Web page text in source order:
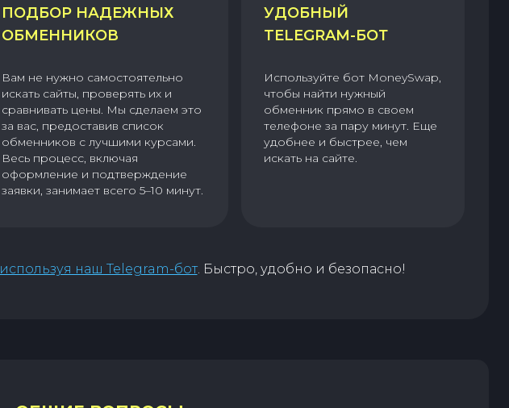
ПОДБОР НАДЕЖНЫХ
ОБМЕННИКОВ
Вам не нужно самостоятельно
искать сайты, проверять их и
сравнивать цены. Мы сделаем это
за вас, предоставив список
обменников с лучшими курсами.
Весь процесс, включая
оформление и подтверждение
заявки, занимает всего 5–10 минут.
УДОБНЫЙ
TELEGRAM-БОТ
Используйте бот MoneySwap,
чтобы найти нужный
обменник прямо в своем
телефоне за пару минут. Еще
удобнее и быстрее, чем
искать на сайте.
используя наш Telegram-бот. Быстро, удобно и безопасно!